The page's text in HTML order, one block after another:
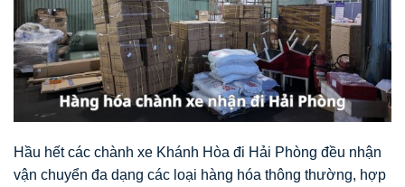
Hầu hết các chành xe Khánh Hòa đi Hải Phòng đều nhận
vận chuyển đa dạng các loại hàng hóa thông thường, hợp